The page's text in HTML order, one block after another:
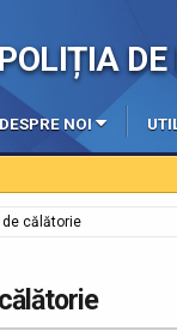
DESPRE NOI
călătorie